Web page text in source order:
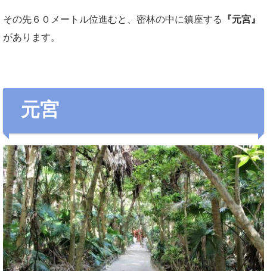
その先６０メートル位進むと、密林の中に鎮座する
『元宮』
があります。
元宮